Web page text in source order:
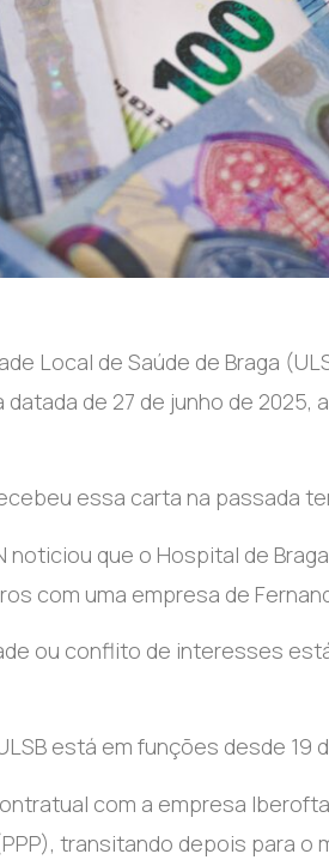
Local de Saúde de Braga
de 27 de junho de
essa carta na passada
que o Hospital de
com uma empresa de
ou conflito de interesses
está em funções desde 19
com a empresa
transitando depois para o